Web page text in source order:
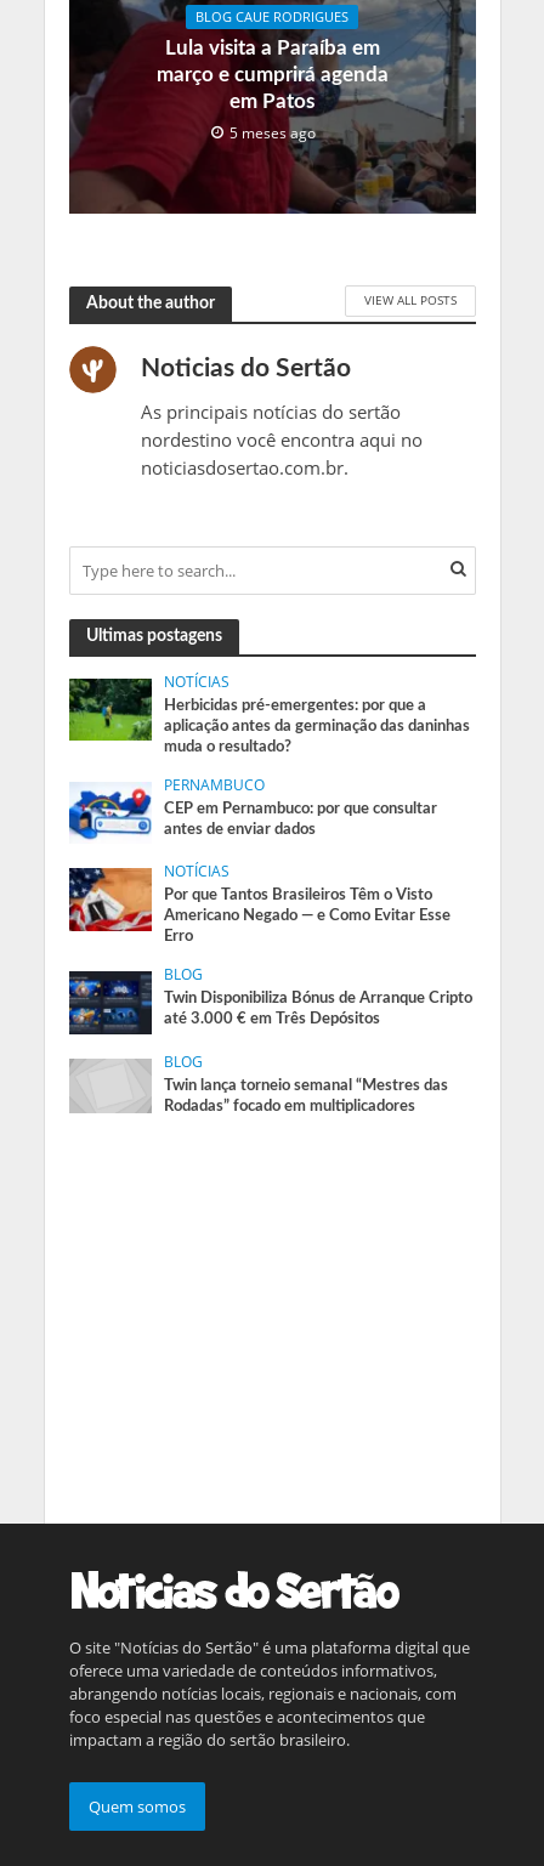
BLOG CAUE RODRIGUES
Lula visita a Paraíba em
março e cumprirá agenda
em Patos
5 meses ago
About the author VIEW ALL POSTS
Noticias do Sertão
As principais notícias do sertão
nordestino você encontra aqui no
noticiasdosertao.com.br.
Ultimas postagens
NOTÍCIAS
Herbicidas pré-emergentes: por que a
aplicação antes da germinação das daninhas
muda o resultado?
PERNAMBUCO
CEP em Pernambuco: por que consultar
antes de enviar dados
NOTÍCIAS
Por que Tantos Brasileiros Têm o Visto
Americano Negado — e Como Evitar Esse
Erro
BLOG
Twin Disponibiliza Bónus de Arranque Cripto
até 3.000 € em Três Depósitos
BLOG
Twin lança torneio semanal “Mestres das
Rodadas” focado em multiplicadores
O site "Notícias do Sertão" é uma plataforma digital que
oferece uma variedade de conteúdos informativos,
abrangendo notícias locais, regionais e nacionais, com
foco especial nas questões e acontecimentos que
impactam a região do sertão brasileiro.
Quem somos